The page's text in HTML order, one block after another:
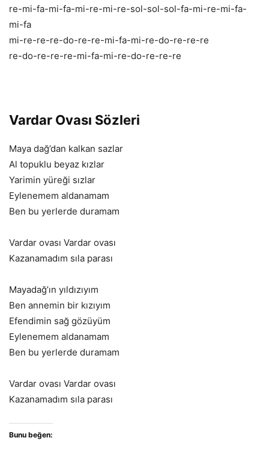
re-mi-fa-mi-fa-mi-re-mi-re-sol-sol-sol-fa-mi-re-mi-fa-
mi-fa
mi-re-re-re-do-re-re-mi-fa-mi-re-do-re-re-re
re-do-re-re-re-mi-fa-mi-re-do-re-re-re
Vardar Ovası Sözleri
Maya dağ’dan kalkan sazlar
Al topuklu beyaz kızlar
Yarimin yüreği sızlar
Eylenemem aldanamam
Ben bu yerlerde duramam
Vardar ovası Vardar ovası
Kazanamadım sıla parası
Mayadağ’ın yıldızıyım
Ben annemin bir kızıyım
Efendimin sağ gözüyüm
Eylenemem aldanamam
Ben bu yerlerde duramam
Vardar ovası Vardar ovası
Kazanamadım sıla parası
Bunu beğen: